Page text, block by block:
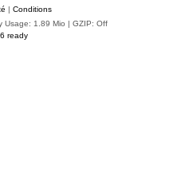
| Conditions
Usage: 1.89 Mio | GZIP: Off